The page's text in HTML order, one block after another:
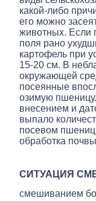
какой-либо
его можно
животных. Если
поля рано
картофель при
15-20 см. В
окружающей
посеянные
озимую
внесением и
выпало
посевом
обработка почвы
СИТУАЦИЯ
смешиванием